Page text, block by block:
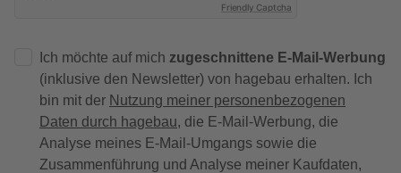
Friendly Captcha
Ich möchte auf mich zugeschnittene E-Mail-Werbung
(inklusive den Newsletter) von hagebau erhalten. Ich
bin mit der Nutzung meiner personenbezogenen
Daten durch hagebau, die E-Mail-Werbung, die
Analyse meines E-Mail-Umgangs sowie die
Zusammenführung und Analyse meiner Kaufdaten,